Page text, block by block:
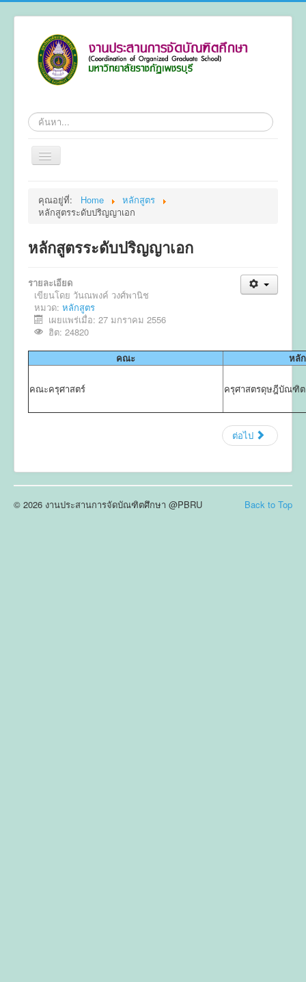
ค้นหา
สลับ
เน
ชั่น
ข้อมูลทั่วไป
ระเบียบ
การลงทะเบียน
การทำวิทยานิพนธ์
ข่าวประชาสัมพันธ์
ข่าวประชุมวิชาการ
ติดต่อ
คุณอยู่ที่: Home
หลักสูตร
หลักสูตรระดับปริญญาเอก
หลักสูตรระดับปริญญาเอก
รายละเอียด
เขียนโดย วันณพงค์ วงศ์พานิช
หมวด: หลักสูตร
เผยแพร่เมื่อ: 27 มกราคม 2556
ฮิต: 24820
คณะ
หลั
คณะครุศาสตร์ ครุศาสตรดุษฎีบัณฑิต
ต่อไป
Back to Top
© 2026 งานประสานการจัดบัณฑิตศึกษา @PBRU